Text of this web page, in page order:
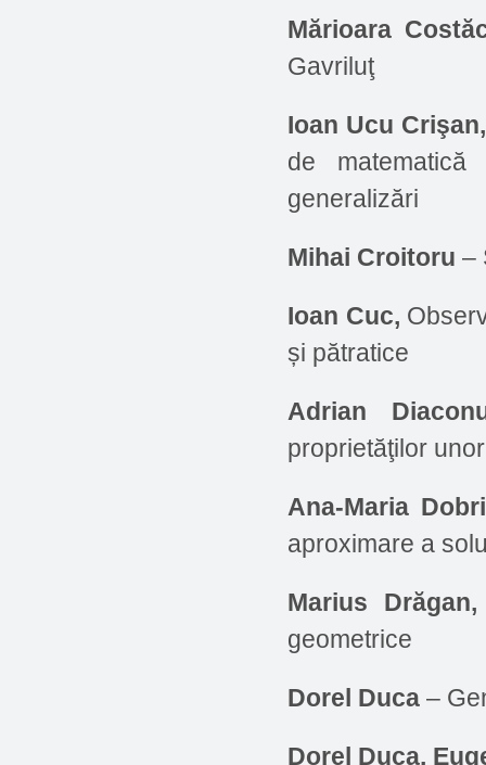
Mărioara
Gavriluţ
Ioan Ucu
de
generalizări
Mihai Croitoru –
Ioan Cuc,
și pătratice
Adrian
proprietăţilor
Ana-Maria
aproximare a
Marius
geometrice
Dorel Duca –
Dorel Duca,